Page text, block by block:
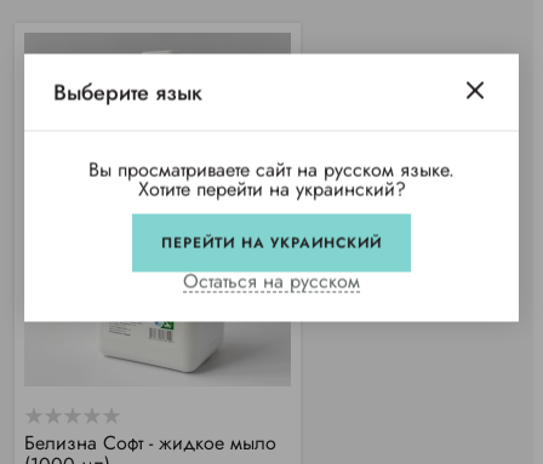
Белизна Софт - жидкое мыло
Выберите язык
Вы просматриваете сайт на русском языке.
Хотите перейти на украинский?
ПЕРЕЙТИ НА УКРАИНСКИЙ
Остаться на русском